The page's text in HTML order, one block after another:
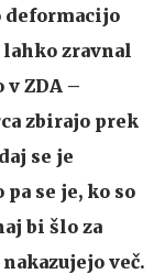
deformacijo
lahko zravnal
ZDA –
zbirajo prek
se je
se je, ko so
bi šlo za
več.